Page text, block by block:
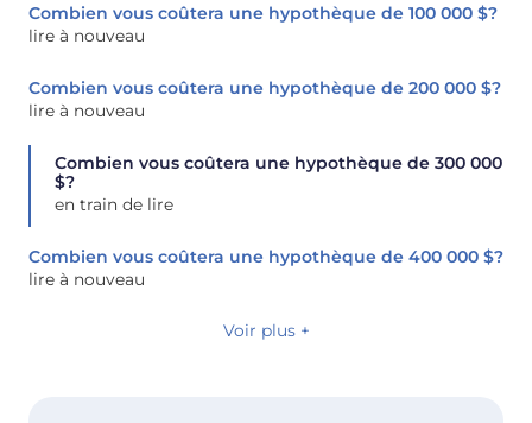
Combien vous coûtera une hypothèque de 100 000 $?
lire à nouveau
Combien vous coûtera une hypothèque de 200 000 $?
lire à nouveau
Combien vous coûtera une hypothèque de 300 000
$?
en train de lire
Combien vous coûtera une hypothèque de 400 000 $?
lire à nouveau
Voir plus +